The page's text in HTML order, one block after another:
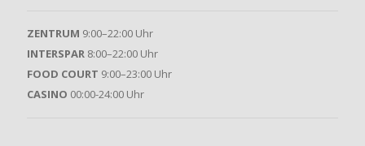
ZENTRUM 9:00–22:00 Uhr
INTERSPAR 8:00–22:00 Uhr
FOOD COURT 9:00–23:00 Uhr
CASINO 00:00-24:00 Uhr